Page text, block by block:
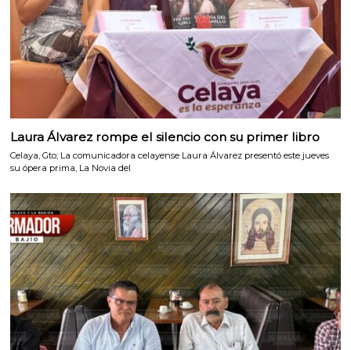
Laura Álvarez rompe el silencio con su primer libro
Celaya, Gto; La comunicadora celayense Laura Álvarez presentó este jueves
su ópera prima, La Novia del